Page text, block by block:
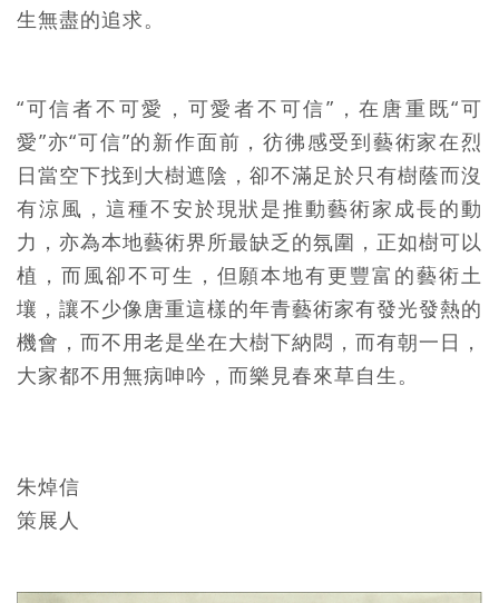
生無盡的追求。
“可信者不可愛，可愛者不可信”，在唐重既“可
愛”亦“可信”的新作面前，彷彿感受到藝術家在烈
日當空下找到大樹遮陰，卻不滿足於只有樹蔭而沒
有涼風，這種不安於現狀是推動藝術家成長的動
力，亦為本地藝術界所最缺乏的氛圍，正如樹可以
植，而風卻不可生，但願本地有更豐富的藝術土
壤，讓不少像唐重這樣的年青藝術家有發光發熱的
機會，而不用老是坐在大樹下納悶，而有朝一日，
大家都不用無病呻吟，而樂見春來草自生。
朱焯信
策展人